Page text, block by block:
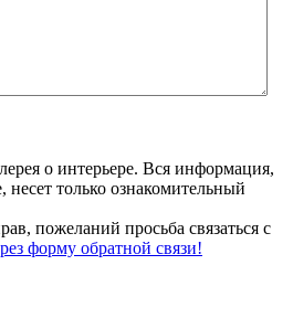
о интерьере. Вся информация,
несет только ознакомительный
пожеланий просьба связаться с
форму обратной связи!